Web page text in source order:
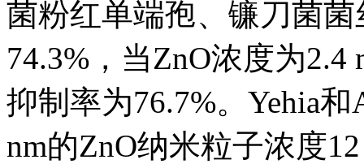
菌粉红单端孢、镰刀菌
74.3%，当ZnO浓度为
抑制率为76.7%。Yehia
nm的ZnO纳米粒子浓度